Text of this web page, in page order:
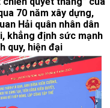
70 năm xây dựng,
Hải quân nhân dân
khẳng định sức mạnh
quy, hiện đại